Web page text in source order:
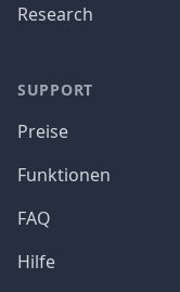
Research
SUPPORT
Preise
Funktionen
FAQ
Hilfe